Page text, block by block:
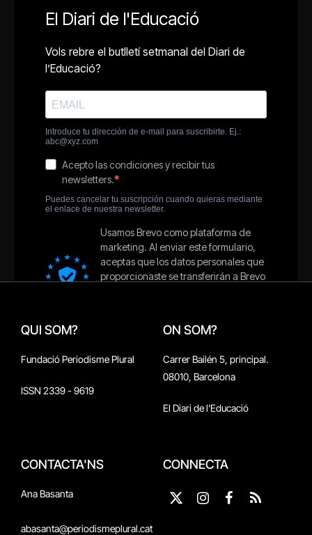
QUI SOM?
Fundació Periodisme Plural
ISSN 2339 - 9619
ON SOM?
Carrer Bailén 5, principal.
08010, Barcelona
El Diari de l'Educació
CONTACTA'NS
Ana Basanta
abasanta@periodismeplural.cat
CONNECTA
X
Instagram
Facebook
RSS